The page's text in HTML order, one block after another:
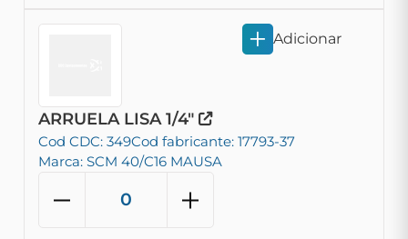
ARRUELA LISA 1/4"
Cod CDC: 349Cod fabricante: 17793-37
Marca: SCM 40/C16 MAUSA
Adicionar